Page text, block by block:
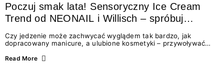
Poczuj smak lata! Sensoryczny Ice Cream
Trend od NEONAIL i Willisch – spróbuj
nowych lodów i odbierz prezent!
Czy jedzenie może zachwycać wyglądem tak bardzo, jak
dopracowany manicure, a ulubione kosmetyki – przywoływać
świata beauty i oszałamiających deserów to coś więcej niż
Read More